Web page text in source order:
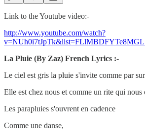
Link to the Youtube video:-
http://www.youtube.com/watch?
La Pluie (By Zaz) French Lyrics :-
Le ciel est gris la pluie s'invite comme par
Elle est chez nous et comme un rite qui nous
Les parapluies s'ouvrent en cadence
Comme une danse,